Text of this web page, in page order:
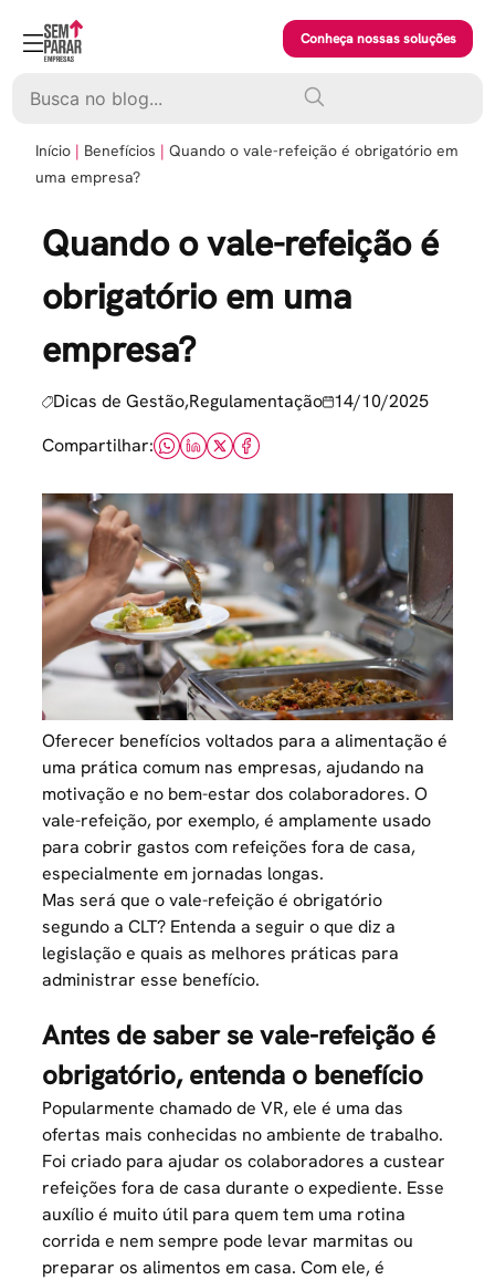
content
Conheça nossas soluções
Início Benefícios
Quando o vale-refeição é obrigatório em
uma empresa?
Quando o vale-refeição é
obrigatório em uma
empresa?
Dicas de Gestão,Regulamentação 14/10/2025
Compartilhar:
Oferecer benefícios voltados para a alimentação é
uma prática comum nas empresas, ajudando na
motivação e no bem-estar dos colaboradores. O
vale-refeição, por exemplo, é amplamente usado
para cobrir gastos com refeições fora de casa,
especialmente em jornadas longas.
Mas será que o vale-refeição é obrigatório
segundo a CLT? Entenda a seguir o que diz a
legislação e quais as melhores práticas para
administrar esse benefício.
Antes de saber se vale-refeição é
obrigatório, entenda o benefício
Popularmente chamado de VR, ele é uma das
ofertas mais conhecidas no ambiente de trabalho.
Foi criado para ajudar os colaboradores a custear
refeições fora de casa durante o expediente. Esse
auxílio é muito útil para quem tem uma rotina
corrida e nem sempre pode levar marmitas ou
preparar os alimentos em casa. Com ele, é